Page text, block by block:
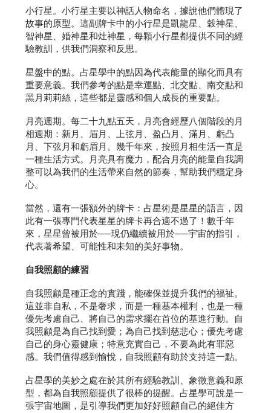
小行星。小行星主要以神話人物命名，據說他們體現了
故事的原型。這副牌卡中的小行星是凱龍星、穀神星、
智神星、婚神星和灶神星，每顆小行星都提供不同的經
驗教訓，供我們洞察和反思。
星盤中的點。占星學中的點因為代表能量的顯化而具有
重要意義。我們參考的點是幸運點、北交點、南交點和
黑月莉莉絲，這些都是靈感和個人成長的重要點。
月亮週期。每二十九點五天，月亮會經歷八個階段的月
相週期：新月、眉月、上弦月、盈凸月、滿月、虧凸
月、下弦月和虧眉月。幾千年來，按照月相生活一直是
一種生活方式。月亮具有魔力，配合月亮的能量自我調
整可以為我們的生活帶來自然的節奏，幫助我們穩定身
心。
當然，還有一張額外的牌卡：占星術是星星的語言，因
此有一張專門代表星星的牌卡再合適不過了！數千年
來，星星曾被用於──現仍繼續被用於──宇宙的指引，
代表著希望、可能性和未知的美好事物。
自我照顧的練習
自我照顧是種正念的實踐，能確保並提升我們的福祉。
這並非自私，不是奢求，而是一種基本權利，也是一種
優先考慮自己、將自己的需求擺在首位的基進行動。自
我照顧是為自己找到愛；為自己找到慈悲心；優先考慮
自己的身心靈健康；特意充實自己，不要為此有罪惡
感。我們值得感到愉悅，自我照顧有助於支持這一點。
占星學的美妙之處在於其所有經驗教訓、象徵意義和原
型，都為自我照顧提供了很棒的提醒。占星學可說是一
張宇宙地圖，是引導我們更加好好照顧自己的絕佳方